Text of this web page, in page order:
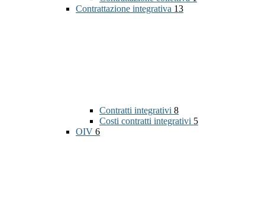
Contrattazione integrativa 13
Contratti integrativi 8
Costi contratti integrativi 5
OIV 6